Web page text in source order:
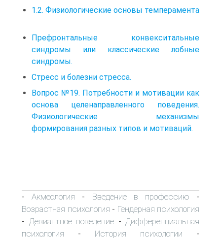
1.2. Физиологические основы темперамента
Префронтальные конвекситальные
синдромы или классические лобные
синдромы.
Стресс и болезни стресса.
Вопрос №19. Потребности и мотивации как
основа целенаправленного поведения.
Физиологические механизмы
формирования разных типов и мотиваций.
-Акмеология - Введение в профессию -
Возрастная психология - Гендерная психология
- Девиантное поведение - Дифференциальная
психология - История психологии -